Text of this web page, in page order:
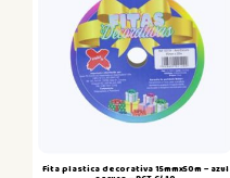
Fita plastica decorativa 15mmx50m – azul